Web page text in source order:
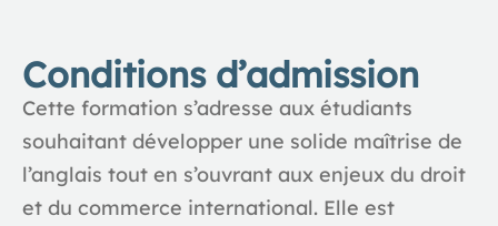
Conditions d’admission
Cette formation s’adresse aux étudiants
souhaitant développer une solide maîtrise de
l’anglais tout en s’ouvrant aux enjeux du droit
et du commerce international. Elle est